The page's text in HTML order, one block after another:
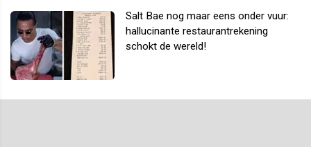
Salt Bae nog maar eens onder vuur:
hallucinante restaurantrekening
schokt de wereld!